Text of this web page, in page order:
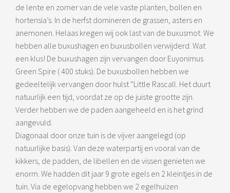
de lente en zomer van de vele vaste planten, bollen en
hortensia’s. In de herfst domineren de grassen, asters en
anemonen. Helaas kregen wij ook last van de buxusmot. We
hebben alle buxushagen en buxusbollen verwijderd. Wat
een klus! De buxushagen zijn vervangen door Euyonimus
Green Spire ( 400 stuks). De buxusbollen hebben we
gedeeltelijk vervangen door hulst “Little Rascall. Het duurt
natuurlijk een tijd, voordat ze op de juiste grootte zijn.
Verder hebben we de paden aangeheeld en is het grind
aangevuld.
Diagonaal door onze tuin is de vijver aangelegd (op
natuurlijke basis). Van deze waterpartij en vooral van de
kikkers, de padden, de libellen en de vissen genieten we
enorm. We hadden dit jaar 9 grote egels en 2 kleintjes in de
tuin. Via de egelopvang hebben we 2 egelhuizen